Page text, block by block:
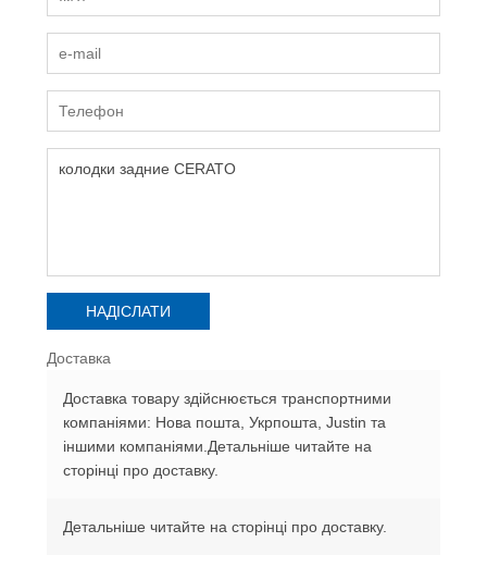
Доставка
Доставка товару здійснюється транспортними
компаніями: Нова пошта, Укрпошта, Justin та
іншими компаніями.Детальніше читайте на
сторінці про доставку.
Детальніше читайте на сторінці про доставку.